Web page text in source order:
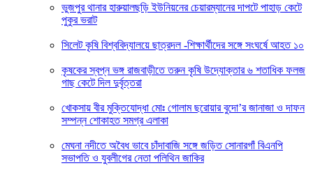
ভুজপুর থানার হারুয়ালছড়ি ইউনিয়নের চেয়ারম্যানের দাপটে পাহাড় কেটে
পুকুর ভরাট
সিলেট কৃষি বিশ্ববিদ্যালয়ে ছাত্রদল -শিক্ষার্থীদের সঙ্গে সংঘর্ষে আহত ১০
কৃষকের স্বপ্ন ভঙ্গ রাজবাড়ীতে তরুন কৃষি উদ্যোক্তার ৬ শতাধিক ফলজ
গাছ কেটে দিল দুর্বৃত্তরা
খোকসায় বীর মুক্তিযোদ্ধা মোঃ গোলাম ছরোয়ার বুদো’র জানাজা ও দাফন
সম্পন্ন শোকাহত সমগ্র এলাকা
মেঘনা নদীতে অবৈধ ভাবে চাঁদাবাজি সঙ্গে জড়িত সোনারগাঁ বিএনপি
সভাপতি ও যুবলীগের নেতা পলিথিন জাকির